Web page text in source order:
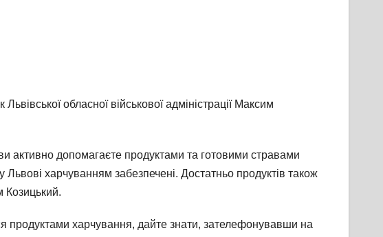
обласної військової адміністрації Максим
активно допомагаєте продуктами та готовими стравами
харчуванням забезпечені. Достатньо продуктів також
Козицький.
продуктами харчування, дайте знати, зателефонувавши на